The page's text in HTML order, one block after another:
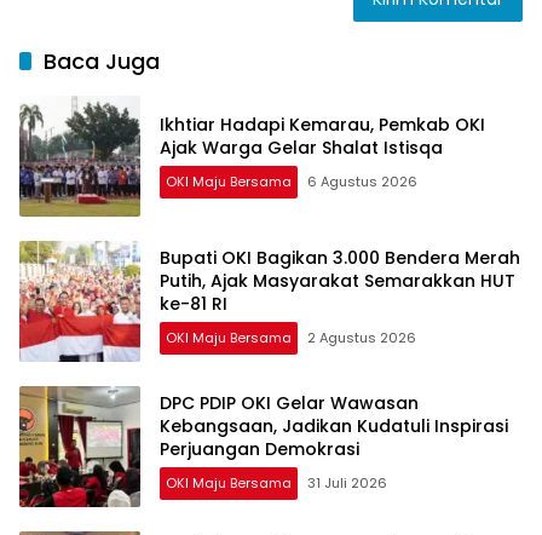
Baca Juga
Ikhtiar Hadapi Kemarau, Pemkab OKI
Ajak Warga Gelar Shalat Istisqa
OKI Maju Bersama 6 Agustus 2026
Bupati OKI Bagikan 3.000 Bendera Merah
Putih, Ajak Masyarakat Semarakkan HUT
ke-81 RI
OKI Maju Bersama 2 Agustus 2026
DPC PDIP OKI Gelar Wawasan
Kebangsaan, Jadikan Kudatuli Inspirasi
Perjuangan Demokrasi
OKI Maju Bersama 31 Juli 2026